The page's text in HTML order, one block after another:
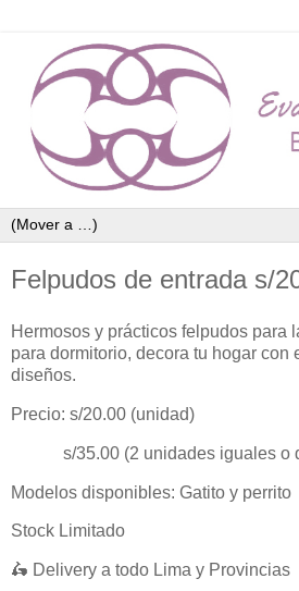
Felpudos de entrada s/
Hermosos y prácticos felpudos para
para dormitorio, decora tu hogar con
diseños.
Precio: s/20.00 (unidad)
s/35.00 (2 unidades iguales o
Modelos disponibles: Gatito y perrito
Stock Limitado
🛵 Delivery a todo Lima y Provincias